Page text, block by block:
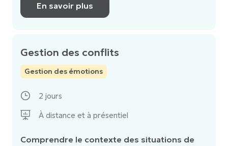
En savoir plus
Gestion des conflits
Gestion des émotions
Comprendre le contexte des situations de
2 jours
À distance et à présentiel